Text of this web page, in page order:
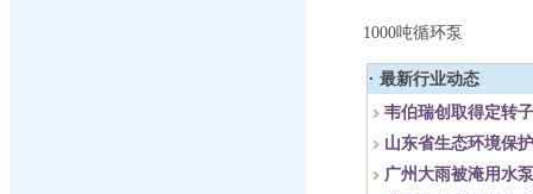
1000吨循环泵
· 最新行业动态
韦伯瑞创取得定转
山东省生态环境保
广州大雨被淹用水